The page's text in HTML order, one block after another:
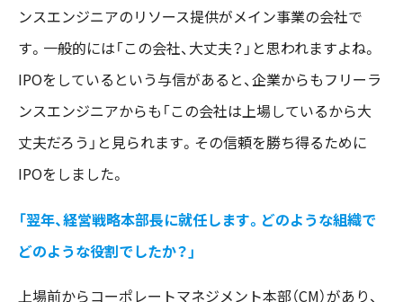
ンスエンジニアのリソース提供がメイン事業の会社で
す。一般的には「この会社、大丈夫？」と思われますよね。
IPOをしているという与信があると、企業からもフリーラ
ンスエンジニアからも「この会社は上場しているから大
丈夫だろう」と見られます。その信頼を勝ち得るために
IPOをしました。
「翌年、経営戦略本部長に就任します。どのような組織で
どのような役割でしたか？」
上場前からコーポレートマネジメント本部（CM）があり、